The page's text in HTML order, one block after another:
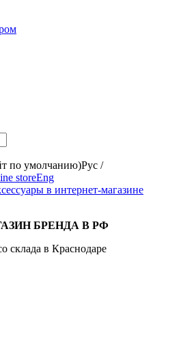
Рус /
Eng
БРЕНДА В РФ
склада в Краснодаре